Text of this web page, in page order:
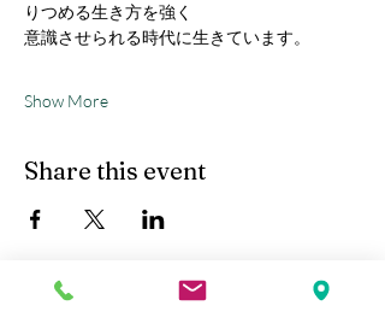
りつめる生き方を強く
意識させられる時代に生きています。
Show More
Share this event